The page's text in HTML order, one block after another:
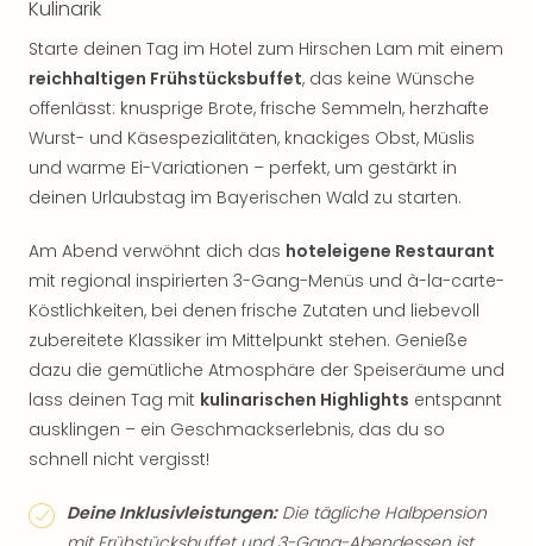
Kulinarik
Starte deinen Tag im Hotel zum Hirschen Lam mit einem
reichhaltigen Frühstücksbuffet, das keine Wünsche
offenlässt: knusprige Brote, frische Semmeln, herzhafte
Wurst- und Käsespezialitäten, knackiges Obst, Müslis
und warme Ei-Variationen – perfekt, um gestärkt in
deinen Urlaubstag im Bayerischen Wald zu starten.
Am Abend verwöhnt dich das hoteleigene Restaurant
mit regional inspirierten 3-Gang-Menüs und à-la-carte-
Köstlichkeiten, bei denen frische Zutaten und liebevoll
zubereitete Klassiker im Mittelpunkt stehen. Genieße
dazu die gemütliche Atmosphäre der Speiseräume und
lass deinen Tag mit kulinarischen Highlights entspannt
ausklingen – ein Geschmackserlebnis, das du so
schnell nicht vergisst!
Deine Inklusivleistungen:Die tägliche Halbpension